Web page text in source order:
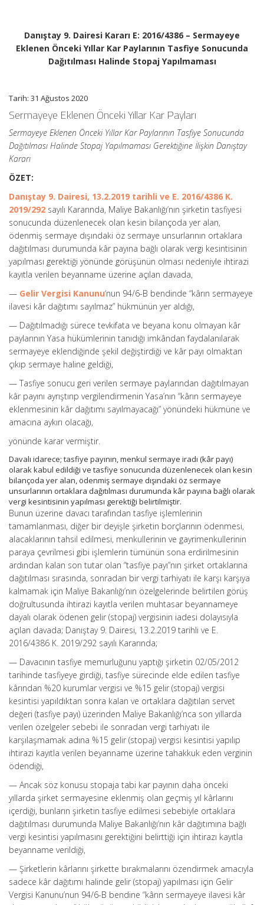
Stopaj
Yapılmaması
için
Danıştay 9. Dairesi Kararı E: 2016/4386 – Sermayeye
Eklenen Önceki Yıllar Kar Paylarının Tasfiye Sonucunda
Dağıtılması Halinde Stopaj Yapılmaması
Tarih: 31 Ağustos 2020
Sermayeye Eklenen Önceki Yıllar Kar Payları
Sermayeye Eklenen Önceki Yıllar Kar Paylarının Tasfiye Sonucunda
Dağıtılması Halinde Stopaj Yapılmaması Gerektiğine İlişkin Danıştay
Kararı
ÖZET:
Danıştay 9. Dairesi, 13.2.2019 tarihli ve E. 2016/4386 K.
2019/292 sayılı Kararında, Maliye Bakanlığı’nın şirketin tasfiyesi
sonucunda düzenlenecek olan kesin bilançoda yer alan,
ödenmiş sermaye dışındaki öz sermaye unsurlarının ortaklara
dağıtılması durumunda kâr payına bağlı olarak vergi kesintisinin
yapılması gerektiği yönünde görüşünün olması nedeniyle ihtirazi
kayıtla verilen beyanname üzerine açılan davada,
— Gelir Vergisi Kanunu‘nun 94/6-B bendinde “kârın sermayeye
ilavesi kâr dağıtımı sayılmaz” hükmünün yer aldığı,
— Dağıtılmadığı sürece tevkifata ve beyana konu olmayan kâr
paylarının Yasa hükümlerinin tanıdığı imkândan faydalanılarak
sermayeye eklendiğinde şekil değiştirdiği ve kâr payı olmaktan
çıkıp sermaye haline geldiği,
— Tasfiye sonucu geri verilen sermaye paylarından dağıtılmayan
kâr payını ayrıştırıp vergilendirmenin Yasa’nın “kârın sermayeye
eklenmesinin kâr dağıtımı sayılmayacağı” yönündeki hükmüne ve
amacına aykırı olacağı,
yönünde karar vermiştir.
Davalı idarece; tasfiye payının, menkul sermaye iradı (kâr payı)
olarak kabul edildiği ve tasfiye sonucunda düzenlenecek olan kesin
bilançoda yer alan, ödenmiş sermaye dışındaki öz sermaye
unsurlarının ortaklara dağıtılması durumunda kâr payına bağlı olarak
vergi kesintisinin yapılması gerektiği belirtilmiştir.
Bunun üzerine davacı tarafından tasfiye işlemlerinin
tamamlanması, diğer bir deyişle şirketin borçlarının ödenmesi,
alacaklarının tahsil edilmesi, menkullerinin ve gayrimenkullerinin
paraya çevrilmesi gibi işlemlerin tümünün sona erdirilmesinin
ardından kalan son tutar olan “tasfiye payı”nın şirket ortaklarına
dağıtılması sırasında, sonradan bir vergi tarhiyatı ile karşı karşıya
kalmamak için Maliye Bakanlığı’nın özelgelerinde belirtilen görüş
doğrultusunda ihtirazi kayıtla verilen muhtasar beyannameye
dayalı olarak ödenen gelir (stopaj) vergisinin iadesi dolayısıyla
açılan davada; Danıştay 9. Dairesi, 13.2.2019 tarihli ve E.
2016/4386 K. 2019/292 sayılı Kararında;
— Davacının tasfiye memurluğunu yaptığı şirketin 02/05/2012
tarihinde tasfiyeye girdiği, tasfiye sürecinde elde edilen tasfiye
kârından %20 kurumlar vergisi ve %15 gelir (stopaj) vergisi
kesintisi yapıldıktan sonra kalan ve ortaklara dağıtılan servet
değeri (tasfiye payı) üzerinden Maliye Bakanlığı’nca son yıllarda
verilen özelgeler sebebi ile sonradan vergi tarhiyatı ile
karşılaşmamak adına %15 gelir (stopaj) vergisi kesintisi yapılıp
ihtirazi kayıtla verilen beyanname üzerine tahakkuk eden verginin
ödendiği,
— Ancak söz konusu stopaja tabi kar payının daha önceki
yıllarda şirket sermayesine eklenmiş olan geçmiş yıl kârlarını
içerdiği, bunların şirketin tasfiye edilmesi sebebiyle ortaklara
dağıtılması durumunda Maliye Bakanlığı’nın kâr dağıtımına bağlı
vergi kesintisi yapılmasını gerektiğini belirttiği için ihtirazı kayıtla
beyanname verildiği,
— Şirketlerin kârlarını şirkette bırakmalarını özendirmek amacıyla
sadece kâr dağıtımı halinde gelir (stopaj) yapılması için Gelir
Vergisi Kanunu’nun 94/6-B bendine “kârın sermayeye ilavesi kâr